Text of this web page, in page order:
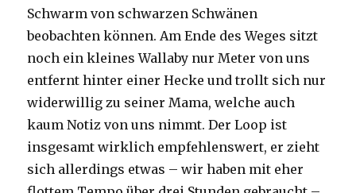
Schwarm von schwarzen Schwänen
beobachten können. Am Ende des Weges sitzt
noch ein kleines Wallaby nur Meter von uns
entfernt hinter einer Hecke und trollt sich nur
widerwillig zu seiner Mama, welche auch
kaum Notiz von uns nimmt. Der Loop ist
insgesamt wirklich empfehlenswert, er zieht
sich allerdings etwas – wir haben mit eher